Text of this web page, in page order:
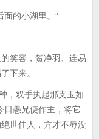
面的小湖里。”
笑容，贺净羽、连易
下来。
，双手执起那支玉如
日愚兄便作主，将它
世佳人，方才不辱没